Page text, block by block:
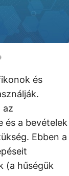
és
az
és a bevételek
Ebben a
(a hűségük